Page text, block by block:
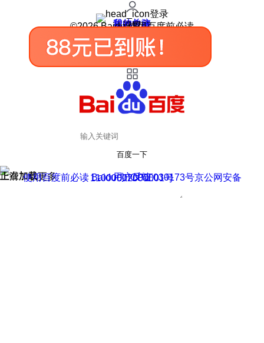
登录
我的关注
我的收藏
皮肤中心
用户反馈
设置
©2026 Baidu 使用百度前必读
百度一下
正在加载
上滑加载更多 用户反馈
使用百度前必读 Baidu 京ICP证030173号
京公网安备11000002000001号